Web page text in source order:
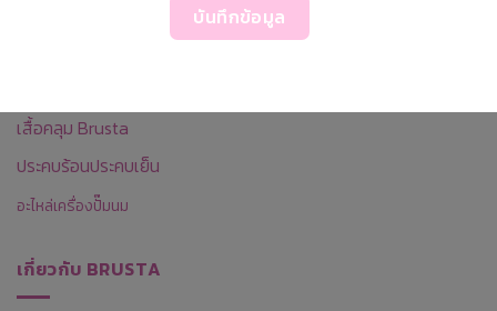
เสื้อคลุม Brusta
ประคบร้อนประคบเย็น
อะไหล่เครื่องปั๊มนม
เกี่ยวกับ BRUSTA
บันทึกข้อมูล